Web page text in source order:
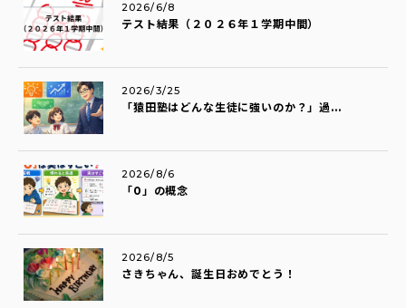
テスト結果（２０２６年１学期中間）
2026/6/8
「猿田塾はどんな生徒に強いのか？」過...
2026/3/25
「0」の概念
2026/8/6
さきちゃん、誕生日おめでとう！
2026/8/5